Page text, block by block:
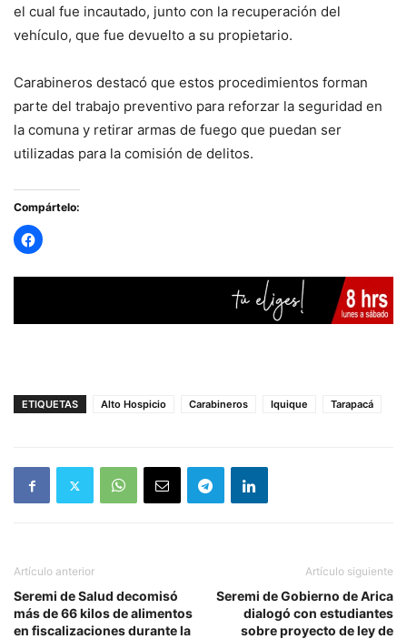
el cual fue incautado, junto con la recuperación del
vehículo, que fue devuelto a su propietario.
Carabineros destacó que estos procedimientos forman
parte del trabajo preventivo para reforzar la seguridad en
la comuna y retirar armas de fuego que puedan ser
utilizadas para la comisión de delitos.
Compártelo:
ETIQUETAS Alto Hospicio Carabineros Iquique Tarapacá
Artículo anterior
Seremi de Salud decomisó
más de 66 kilos de alimentos
en fiscalizaciones durante la
Artículo siguiente
Seremi de Gobierno de Arica
dialogó con estudiantes
sobre proyecto de ley de